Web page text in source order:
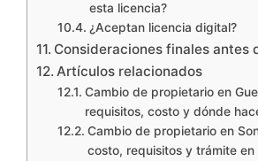
esta licencia?
¿Aceptan licencia digital?
Consideraciones finales antes
Artículos relacionados
Cambio de propietario en
requisitos, costo y dónde
Cambio de propietario en
costo, requisitos y trámite en